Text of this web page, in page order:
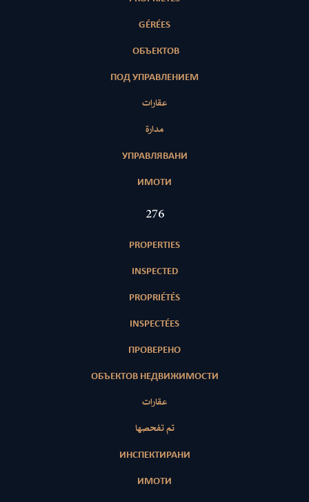
GÉRÉES
ОБЪЕКТОВ
ПОД УПРАВЛЕНИЕМ
عقارات
مدارة
УПРАВЛЯВАНИ
ИМОТИ
396
PROPERTIES
INSPECTED
PROPRIÉTÉS
INSPECTÉES
ПРОВЕРЕНО
ОБЪЕКТОВ НЕДВИЖИМОСТИ
عقارات
تم تفحصها
ИНСПЕКТИРАНИ
ИМОТИ